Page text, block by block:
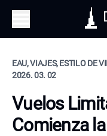
EAU, VIAJES, ESTILO DE
2026. 03. 02
Vuelos
Comienza